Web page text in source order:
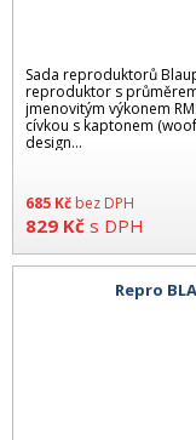
Sada reproduktorů
reproduktor s
jmenovitým výkonem
cívkou s kaptonem
design...
685 Kč bez DPH
829 Kč s DPH
Repro